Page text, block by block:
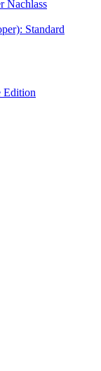
Nachlass
Standard
Edition